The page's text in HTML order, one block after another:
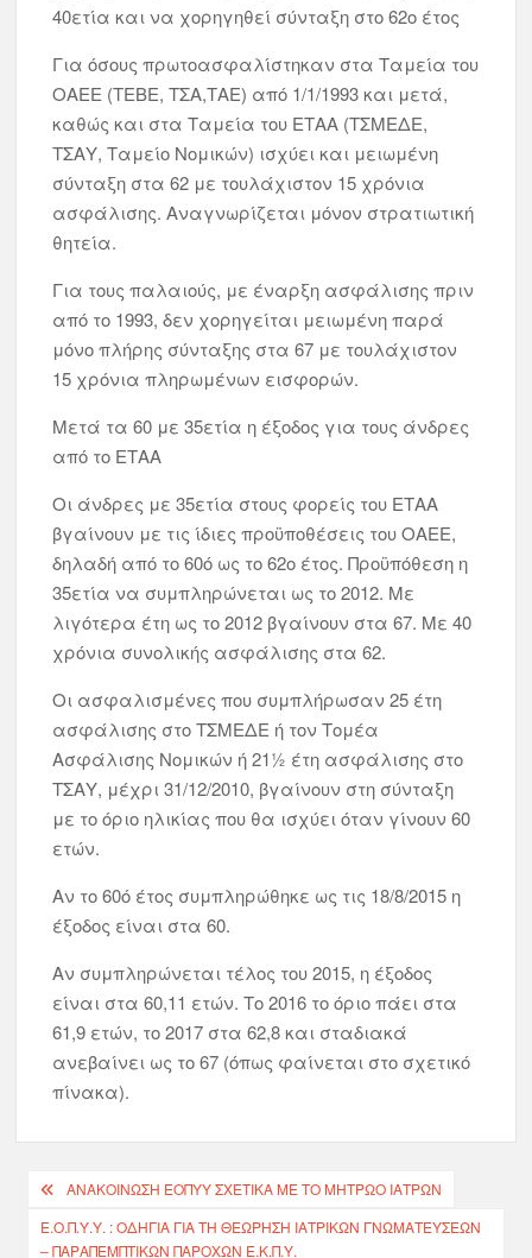
40ετία και να χορηγηθεί σύνταξη στο 62ο έτος
Για όσους πρωτοασφαλίστηκαν στα Ταμεία του
ΟΑΕΕ (ΤΕΒΕ, ΤΣΑ,ΤΑΕ) από 1/1/1993 και μετά,
καθώς και στα Ταμεία του ΕΤΑΑ (ΤΣΜΕΔΕ,
ΤΣΑΥ, Ταμείο Νομικών) ισχύει και μειωμένη
σύνταξη στα 62 με τουλάχιστον 15 χρόνια
ασφάλισης. Αναγνωρίζεται μόνον στρατιωτική
θητεία.
Για τους παλαιούς, με έναρξη ασφάλισης πριν
από το 1993, δεν χορηγείται μειωμένη παρά
μόνο πλήρης σύνταξης στα 67 με τουλάχιστον
15 χρόνια πληρωμένων εισφορών.
Μετά τα 60 με 35ετία η έξοδος για τους άνδρες
από το ΕΤΑΑ
Οι άνδρες με 35ετία στους φορείς του ΕΤΑΑ
βγαίνουν με τις ίδιες προϋποθέσεις του ΟΑΕΕ,
δηλαδή από το 60ό ως το 62ο έτος. Προϋπόθεση η
35ετία να συμπληρώνεται ως το 2012. Με
λιγότερα έτη ως το 2012 βγαίνουν στα 67. Με 40
χρόνια συνολικής ασφάλισης στα 62.
Οι ασφαλισμένες που συμπλήρωσαν 25 έτη
ασφάλισης στο ΤΣΜΕΔΕ ή τον Τομέα
Ασφάλισης Νομικών ή 21½ έτη ασφάλισης στο
ΤΣΑΥ, μέχρι 31/12/2010, βγαίνουν στη σύνταξη
με το όριο ηλικίας που θα ισχύει όταν γίνουν 60
ετών.
Αν το 60ό έτος συμπληρώθηκε ως τις 18/8/2015 η
έξοδος είναι στα 60.
Αν συμπληρώνεται τέλος του 2015, η έξοδος
είναι στα 60,11 ετών. Το 2016 το όριο πάει στα
61,9 ετών, το 2017 στα 62,8 και σταδιακά
ανεβαίνει ως το 67 (όπως φαίνεται στο σχετικό
πίνακα).
ΑΝΑΚΟΊΝΩΣΗ ΕΟΠΥΥ ΣΧΕΤΙΚΆ ΜΕ ΤΟ ΜΗΤΡΏΟ ΙΑΤΡΏΝ
Ε.Ο.Π.Υ.Υ. : ΟΔΗΓΊΑ ΓΙΑ ΤΗ ΘΕΏΡΗΣΗ ΙΑΤΡΙΚΏΝ ΓΝΩΜΑΤΕΎΣΕΩΝ
– ΠΑΡΑΠΕΜΠΤΙΚΏΝ ΠΑΡΟΧΏΝ Ε.Κ.Π.Υ.